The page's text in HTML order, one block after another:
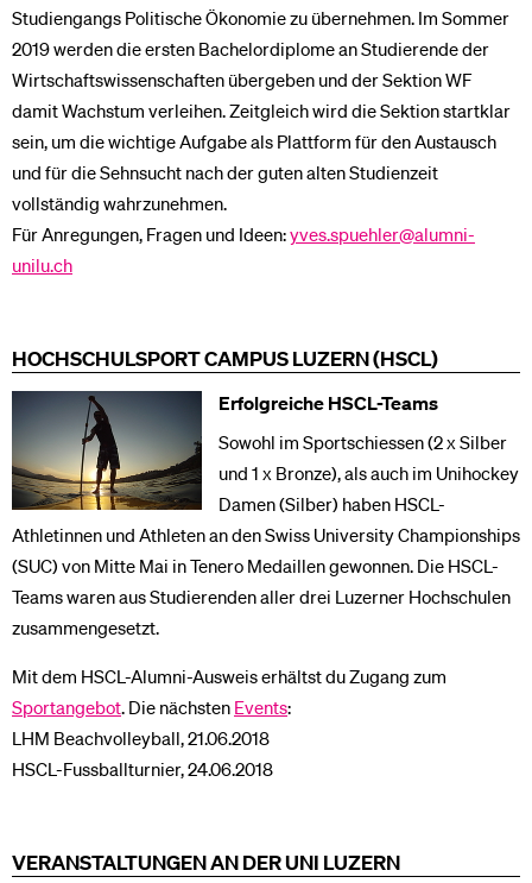
Studiengangs Politische Ökonomie zu übernehmen. Im Sommer
2019 werden die ersten Bachelordiplome an Studierende der
Wirtschaftswissenschaften übergeben und der Sektion WF
damit Wachstum verleihen. Zeitgleich wird die Sektion startklar
sein, um die wichtige Aufgabe als Plattform für den Austausch
und für die Sehnsucht nach der guten alten Studienzeit
vollständig wahrzunehmen.
Für Anregungen, Fragen und Ideen:yves.spuehler@alumni-
unilu.ch
HOCHSCHULSPORT CAMPUS LUZERN (HSCL)
Erfolgreiche HSCL-Teams
Sowohl im Sportschiessen (2 x Silber
und 1 x Bronze), als auch im Unihockey
Damen (Silber) haben HSCL-
Athletinnen und Athleten an den Swiss University Championships
(SUC) von Mitte Mai in Tenero Medaillen gewonnen. Die HSCL-
Teams waren aus Studierenden aller drei Luzerner Hochschulen
zusammengesetzt.
Mit dem HSCL-Alumni-Ausweis erhältst du Zugang zum
Sportangebot. Die nächsten Events:
LHM Beachvolleyball, 21.06.2018
HSCL-Fussballturnier, 24.06.2018
VERANSTALTUNGEN AN DER UNI LUZERN